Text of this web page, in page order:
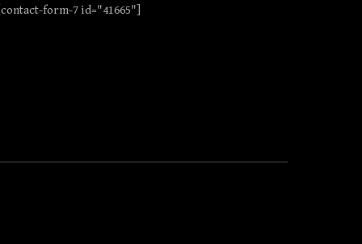
[contact-form-7 id="41665"]